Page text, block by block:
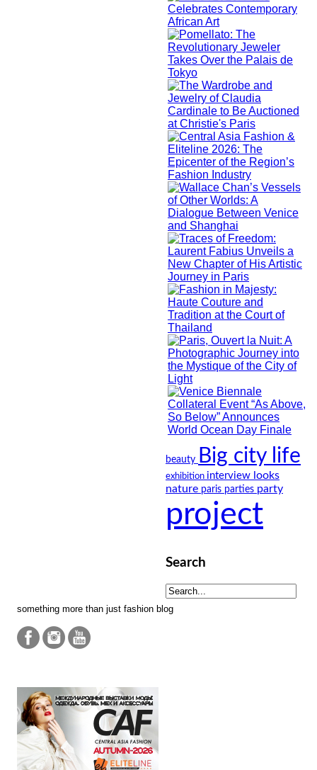
beauty Big city life
exhibition interview looks
nature paris parties party
project
Search
something more than just fashion blog